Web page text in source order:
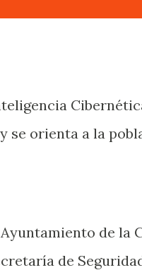
se orienta a la
de la
de